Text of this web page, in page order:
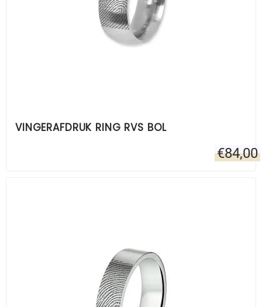
VINGERAFDRUK RING RVS BOL
€84,00